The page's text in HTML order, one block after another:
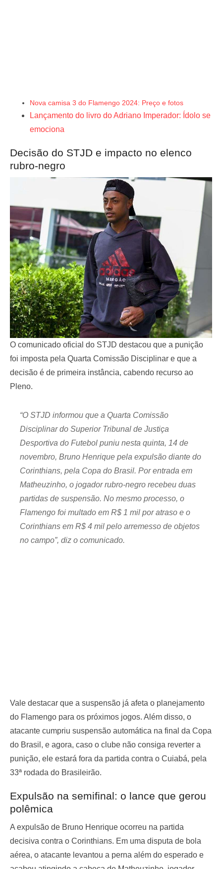
Nova camisa 3 do Flamengo 2024: Preço e fotos
Lançamento do livro do Adriano Imperador: Ídolo se
emociona
Decisão do STJD e impacto no elenco
rubro-negro
O comunicado oficial do STJD destacou que a punição
foi imposta pela Quarta Comissão Disciplinar e que a
decisão é de primeira instância, cabendo recurso ao
Pleno.
“O STJD informou que a Quarta Comissão
Disciplinar do Superior Tribunal de Justiça
Desportiva do Futebol puniu nesta quinta, 14 de
novembro, Bruno Henrique pela expulsão diante do
Corinthians, pela Copa do Brasil. Por entrada em
Matheuzinho, o jogador rubro-negro recebeu duas
partidas de suspensão. No mesmo processo, o
Flamengo foi multado em R$ 1 mil por atraso e o
Corinthians em R$ 4 mil pelo arremesso de objetos
no campo”, diz o comunicado.
Vale destacar que a suspensão já afeta o planejamento
do Flamengo para os próximos jogos. Além disso, o
atacante cumpriu suspensão automática na final da Copa
do Brasil, e agora, caso o clube não consiga reverter a
punição, ele estará fora da partida contra o Cuiabá, pela
33ª rodada do Brasileirão.
Expulsão na semifinal: o lance que gerou
polêmica
A expulsão de Bruno Henrique ocorreu na partida
decisiva contra o Corinthians. Em uma disputa de bola
aérea, o atacante levantou a perna além do esperado e